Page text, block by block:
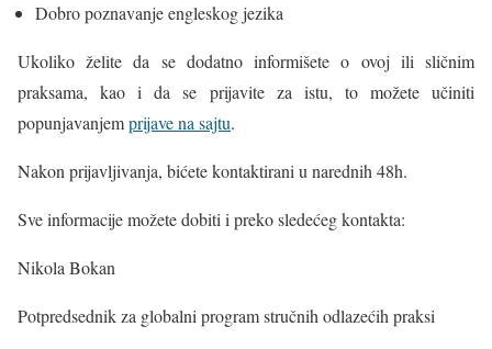
Dobro poznavanje engleskog jezika
Ukoliko želite da se dodatno informišete o ovoj ili sličnim
praksama, kao i da se prijavite za istu, to možete učiniti
popunjavanjemprijave na sajtu.
Nakon prijavljivanja, bićete kontaktirani u narednih 48h.
Sve informacije možete dobiti i preko sledećeg kontakta:
Nikola Bokan
Potpredsednik za globalni program stručnih odlazećih praksi